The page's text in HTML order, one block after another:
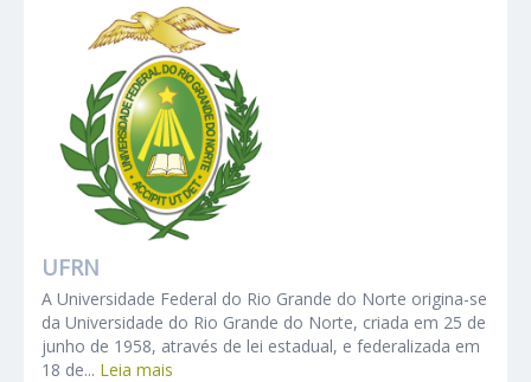
UFRN
A Universidade Federal do Rio Grande do Norte origina-se
da Universidade do Rio Grande do Norte, criada em 25 de
junho de 1958, através de lei estadual, e federalizada em
18 de... Leia mais